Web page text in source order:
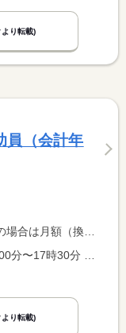
り転載)
員（会計年
合は時間額を表示しています。
り転載)